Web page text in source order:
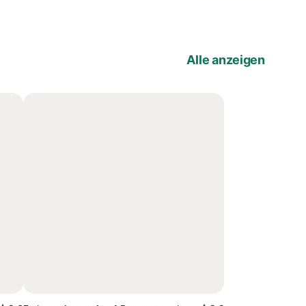
Alle anzeigen